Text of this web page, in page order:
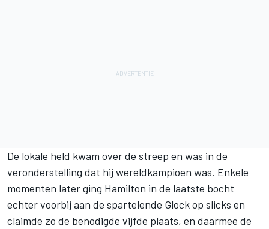
De lokale held kwam over de streep en was in de
veronderstelling dat hij wereldkampioen was. Enkele
momenten later ging Hamilton in de laatste bocht
echter voorbij aan de spartelende Glock op slicks en
claimde zo de benodigde vijfde plaats, en daarmee de